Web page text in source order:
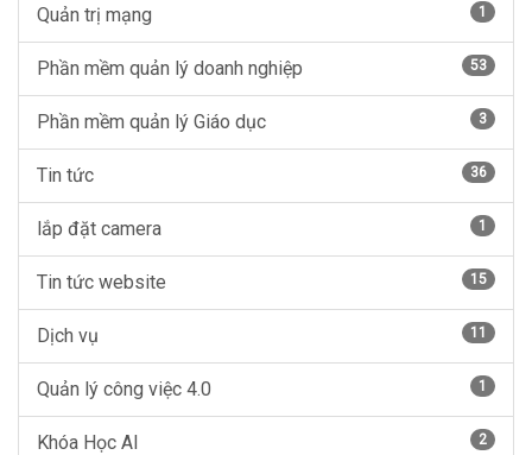
Quản trị mạng 1
Phần mềm quản lý doanh nghiệp 53
Phần mềm quản lý Giáo dục 3
Tin tức 36
lắp đặt camera 1
Tin tức website 15
Dịch vụ 11
Quản lý công việc 4.0 1
Khóa Học AI 2